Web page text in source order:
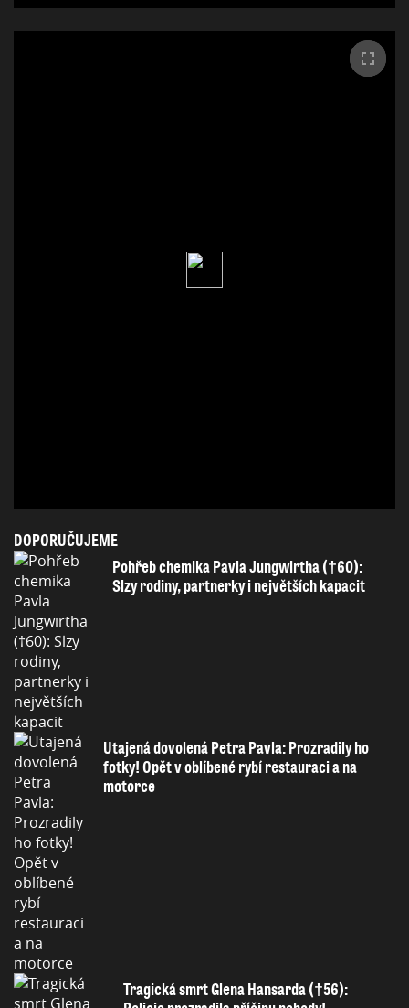
DOPORUČUJEME
Pohřeb chemika Pavla Jungwirtha (†60):
Slzy rodiny, partnerky i největších kapacit
Utajená dovolená Petra Pavla: Prozradily ho
fotky! Opět v oblíbené rybí restauraci a na
motorce
Tragická smrt Glena Hansarda (†56):